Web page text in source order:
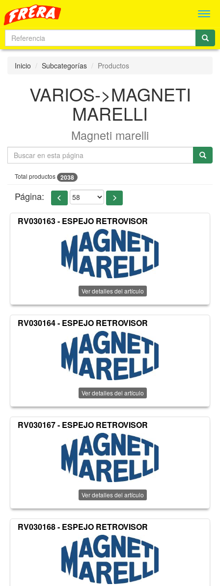
Inicio Subcategorías Productos
VARIOS->MAGNETI
MARELLI
Magneti marelli
Total productos 2038
Página:
RV030163 - ESPEJO RETROVISOR
Ver detalles del artículo
RV030164 - ESPEJO RETROVISOR
Ver detalles del artículo
RV030167 - ESPEJO RETROVISOR
Ver detalles del artículo
RV030168 - ESPEJO RETROVISOR